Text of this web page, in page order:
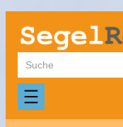
Zum
Inhalt
springen
Suchen